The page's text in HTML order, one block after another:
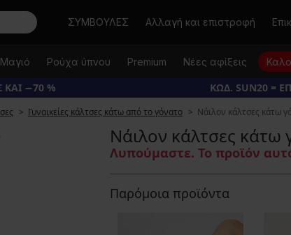
Αναζήτηση
ΣΥΜΒΟΥΛΕΣ Αλλαγή και επιστροφή
Μαγιό Ρούχα ύπνου Premium Νέες αφίξεις
−70 % ΚΩΔ. SUN20 =
Γυναικείες κάλτσες κάτω από το γόνατο Νάιλον κάλτσες κάτω
Νάιλον κάλτσες κάτω
Λυπούμαστε. Το προϊόν
Παρόμοια προϊόντα